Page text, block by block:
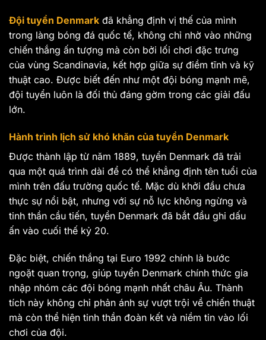
Đội tuyển Denmark đã khẳng định vị thế của mình
trong làng bóng đá quốc tế, không chỉ nhờ vào những
chiến thắng ấn tượng mà còn bởi lối chơi đặc trưng
của vùng Scandinavia, kết hợp giữa sự điềm tĩnh và kỹ
thuật cao. Được biết đến như một đội bóng mạnh mẽ,
đội tuyển luôn là đối thủ đáng gờm trong các giải đấu
lớn.
Hành trình lịch sử khó khăn của tuyển Denmark
Được thành lập từ năm 1889, tuyển Denmark đã trải
qua một quá trình dài để có thể khẳng định tên tuổi của
mình trên đấu trường quốc tế. Mặc dù khởi đầu chưa
thực sự nổi bật, nhưng với sự nỗ lực không ngừng và
tinh thần cầu tiến, tuyển Denmark đã bắt đầu ghi dấu
ấn vào cuối thế kỷ 20.
Đặc biệt, chiến thắng tại Euro 1992 chính là bước
ngoặt quan trọng, giúp tuyển Denmark chính thức gia
nhập nhóm các đội bóng mạnh nhất châu Âu. Thành
tích này không chỉ phản ánh sự vượt trội về chiến thuật
mà còn thể hiện tinh thần đoàn kết và niềm tin vào lối
chơi của đội.